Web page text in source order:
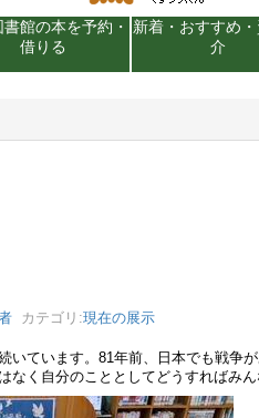
書館の本を予約・
借りる
新着・おすすめ
介
カテゴリ:現在の展示
いています。81年前、日本でも戦争が
なく自分のこととしてどうすればみ